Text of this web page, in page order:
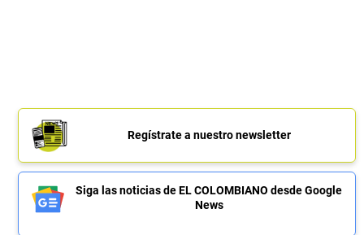
Regístrate a nuestro newsletter
Siga las noticias de EL COLOMBIANO desde Google
News